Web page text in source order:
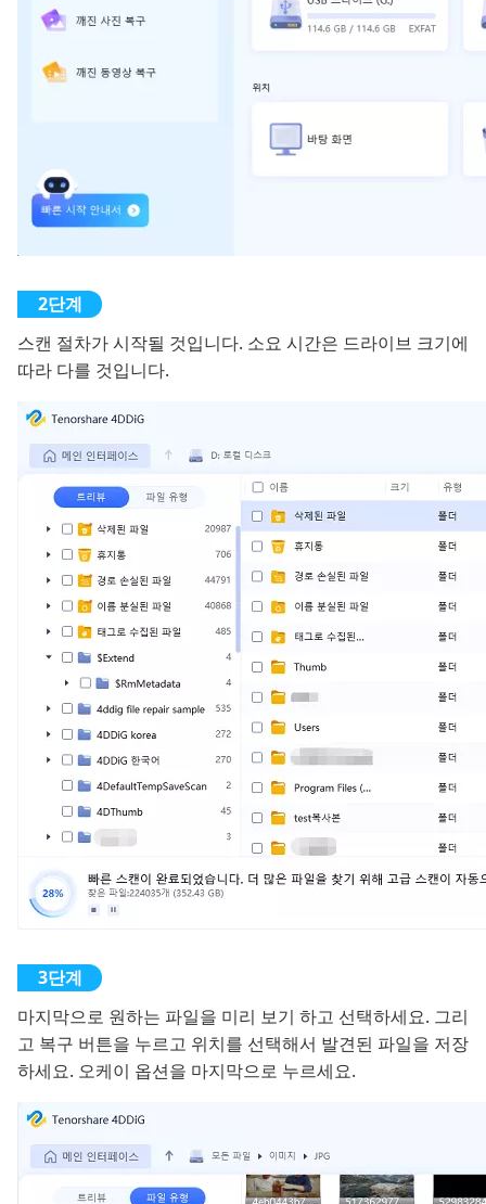
스캔 절차가 시작될 것입니다. 소요 시간은 드라이브 크기에
따라 다를 것입니다.
마지막으로 원하는 파일을 미리 보기 하고 선택하세요. 그리
고 복구 버튼을 누르고 위치를 선택해서 발견된 파일을 저장
하세요. 오케이 옵션을 마지막으로 누르세요.